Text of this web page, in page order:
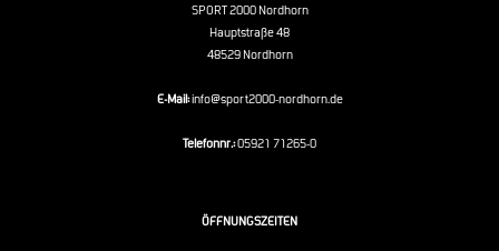
SPORT 2000 Nordhorn
Hauptstraße 48
48529 Nordhorn
E-Mail: info@sport2000-nordhorn.de
Telefonnr.:05921 71265-0
ÖFFNUNGSZEITEN